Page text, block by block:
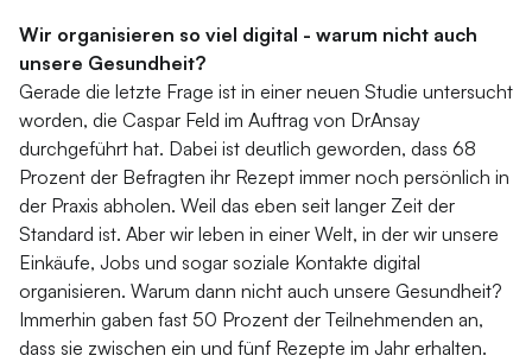
Wir organisieren so viel digital - warum nicht auch
unsere Gesundheit?
Gerade die letzte Frage ist in einer neuen Studie untersucht
worden, die Caspar Feld im Auftrag von DrAnsay
durchgeführt hat. Dabei ist deutlich geworden, dass 68
Prozent der Befragten ihr Rezept immer noch persönlich in
der Praxis abholen. Weil das eben seit langer Zeit der
Standard ist. Aber wir leben in einer Welt, in der wir unsere
Einkäufe, Jobs und sogar soziale Kontakte digital
organisieren. Warum dann nicht auch unsere Gesundheit?
Immerhin gaben fast 50 Prozent der Teilnehmenden an,
dass sie zwischen ein und fünf Rezepte im Jahr erhalten.